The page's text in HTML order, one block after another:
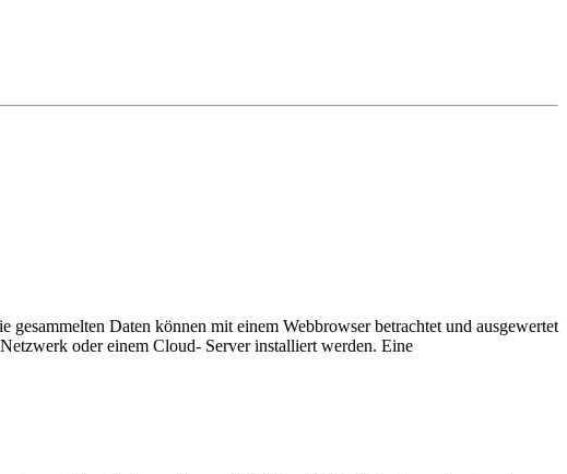
gesammelten Daten können mit einem Webbrowser betrachtet und ausgewertet
oder einem Cloud- Server installiert werden. Eine